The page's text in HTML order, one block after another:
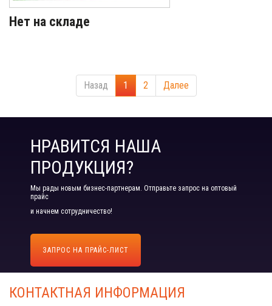
Нет на складе
Назад 1 2 Далее
НРАВИТСЯ НАША
ПРОДУКЦИЯ?
Мы рады новым бизнес-партнерам. Отправьте запрос на оптовый
прайс
и начнем сотрудничество!
ЗАПРОС НА ПРАЙС-ЛИСТ
КОНТАКТНАЯ ИНФОРМАЦИЯ